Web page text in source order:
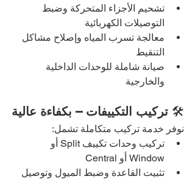
تشحيم الأجزاء المتحركة وضبط
التوصيلات الكهربائية
معالجة تسرب المياه وإصلاح مشاكل
التنقيط
صيانة شاملة للوحدات الداخلية
والخارجية
🛠️ تركيب التكييفات – بكفاءة عالية
نوفر خدمة تركيب متكاملة تشمل:
تركيب وحدات تكييف Split أو
Window أو Central
تثبيت القاعدة وضبط الميول وتوصيل